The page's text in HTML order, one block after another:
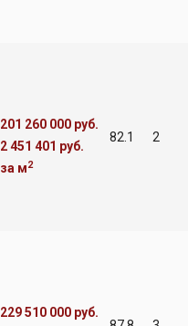
201 260 000 руб.
2 451 401 руб.
за м2
82.1 2
229 510 000 руб.